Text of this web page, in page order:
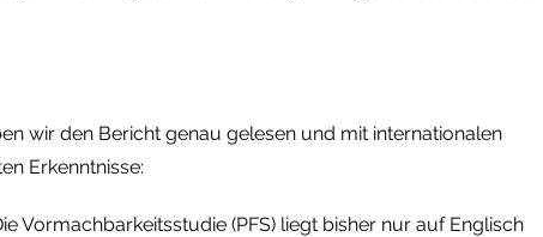
wir den Bericht genau gelesen und mit internationalen
Erkenntnisse:
Vormachbarkeitsstudie (PFS) liegt bisher nur auf Englisch